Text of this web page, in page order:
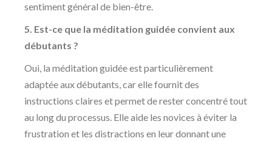
sentiment général de bien-être.
5. Est-ce que la méditation guidée convient aux
débutants ?
Oui, la méditation guidée est particulièrement
adaptée aux débutants, car elle fournit des
instructions claires et permet de rester concentré tout
au long du processus. Elle aide les novices à éviter la
frustration et les distractions en leur donnant une